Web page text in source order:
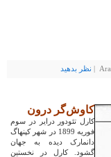
نظر بدهيد
کاوش‌گر درون
کارل تئودور درایر در سوم
فوریه 1899 در شهر کپنهاگ
دانمارک دیده به جهان
گشود. کارل در نخستین